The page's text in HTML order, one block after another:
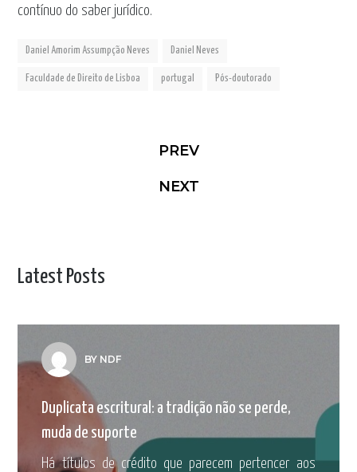
contínuo do saber jurídico.
Daniel Amorim Assumpção Neves Daniel Neves
Faculdade de Direito de Lisboa portugal Pós-doutorado
PREV
NEXT
Latest Posts
BY NDF
Duplicata escritural: a tradição não se perde,
muda de suporte
Há títulos de crédito que parecem pertencer aos